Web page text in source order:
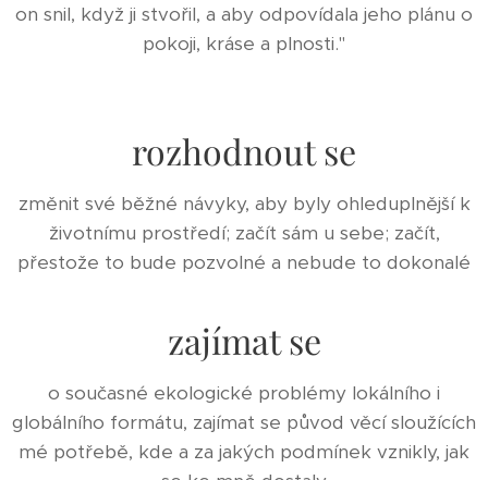
on snil, když ji stvořil, a aby odpovídala jeho plánu o
pokoji, kráse a plnosti."
rozhodnout se
změnit své běžné návyky, aby byly ohleduplnější k
životnímu prostředí; začít sám u sebe; začít,
přestože to bude pozvolné a nebude to dokonalé
zajímat se
o současné ekologické problémy lokálního i
globálního formátu, zajímat se původ věcí sloužících
mé potřebě, kde a za jakých podmínek vznikly, jak